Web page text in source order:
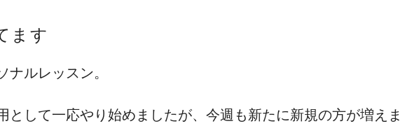
ます
ナルレッスン。
として一応やり始めましたが、今週も新たに新規の方が増え